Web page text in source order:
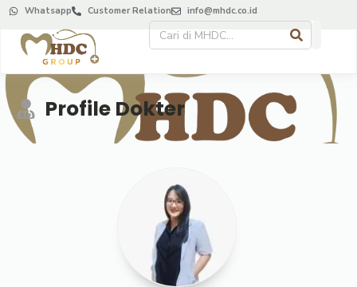
Whatsapp Customer Relation info@mhdc.co.id
Profile Dokter